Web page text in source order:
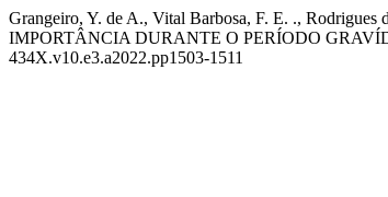
Grangeiro, Y. de A., Vital Barbosa, F. E. .,
IMPORTÂNCIA DURANTE O PERÍODO
434X.v10.e3.a2022.pp1503-1511